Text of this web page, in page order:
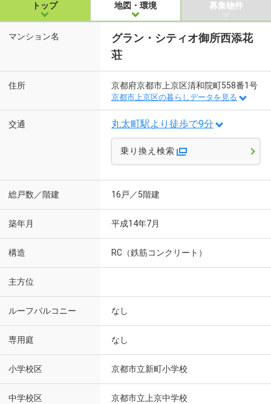
トップ 地図・環境 募集物件
マンション名
グラン・シティオ御所西添花
荘
住所 京都府京都市上京区清和院町558番1号
京都市上京区の暮らしデータを見る
交通 丸太町駅より徒歩で9分
乗り換え検索
総戸数／階建 16戸／5階建
築年月 平成14年7月
構造 RC（鉄筋コンクリート）
主方位
ルーフバルコニー なし
専用庭 なし
小学校区 京都市立新町小学校
中学校区 京都市立上京中学校